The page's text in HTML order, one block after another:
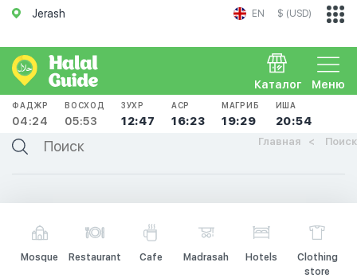
Jerash EN $ (USD)
Меню
Каталог
ФАДЖР
04:24
ВОСХОД
05:53
ЗУХР
12:47
АСР
16:23
МАГРИБ
19:29
ИША
20:54
Главная Поиск
Mosque Restaurant Cafe Madrasah Hotels
Clothing
store